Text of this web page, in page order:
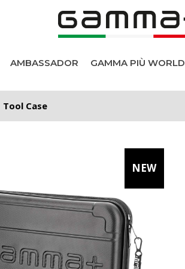
AMBASSADOR GAMMA PIÙ WORLD
Tool Case
NEW